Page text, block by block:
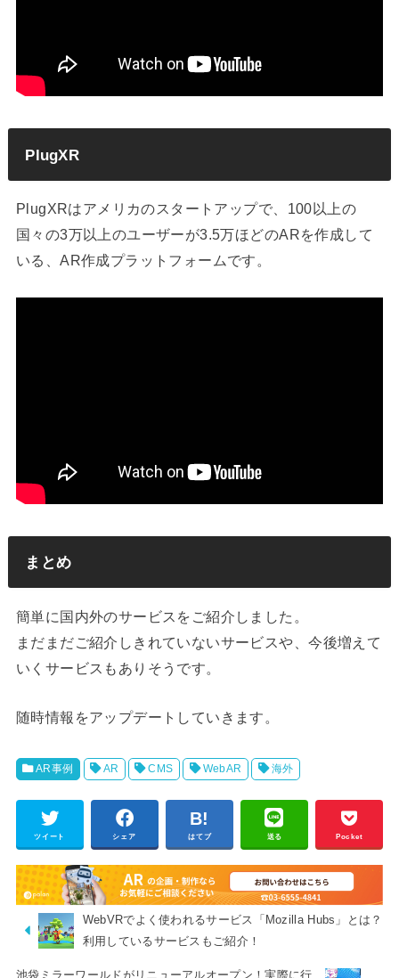
PlugXR
PlugXRはアメリカのスタートアップで、100以上の
国々の3万以上のユーザーが3.5万ほどのARを作成して
いる、AR作成プラットフォームです。
まとめ
簡単に国内外のサービスをご紹介しました。
まだまだご紹介しきれていないサービスや、今後増えて
いくサービスもありそうです。
随時情報をアップデートしていきます。
AR事例 AR CMS WebAR 海外
ツイート シェア はてブ 送る Pocket
WebVRでよく使われるサービス「Mozilla Hubs」とは？
利用しているサービスもご紹介！
池袋ミラーワールドがリニューアルオープン！実際に行